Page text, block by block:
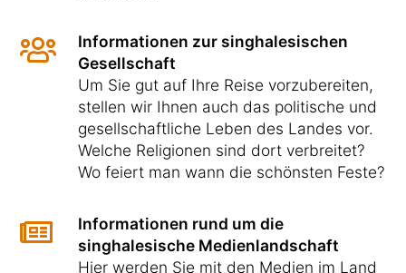
Informationen zur singhalesischen
Gesellschaft
Um Sie gut auf Ihre Reise vorzubereiten,
stellen wir Ihnen auch das politische und
gesellschaftliche Leben des Landes vor.
Welche Religionen sind dort verbreitet?
Wo feiert man wann die schönsten Feste?
Informationen rund um die
singhalesische Medienlandschaft
Hier werden Sie mit den Medien im Land